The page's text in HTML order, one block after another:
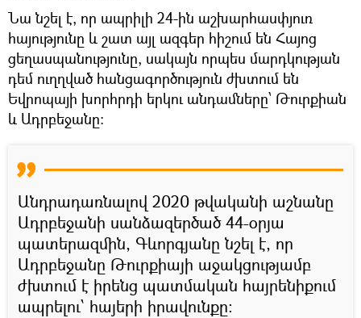
Նա նշել է, որ ապրիլի 24-ին աշխարհասփյուռ
հայությունը և շատ այլ ազգեր հիշում են Հայոց
ցեղասպանությունը, սակայն որպես մարդկության
դեմ ուղղված հանցագործություն ժխտում են
Եվրոպայի խորհրդի երկու անդամները՝ Թուրքիան
և Ադրբեջանը։
Անդրադառնալով 2020 թվականի աշնանը
Ադրբեջանի սանձազերծած 44-օրյա
պատերազմին, Գևորգյանը նշել է, որ
Ադրբեջանը Թուրքիայի աջակցությամբ
ժխտում է իրենց պատմական հայրենիքում
ապրելու՝ հայերի իրավունքը։